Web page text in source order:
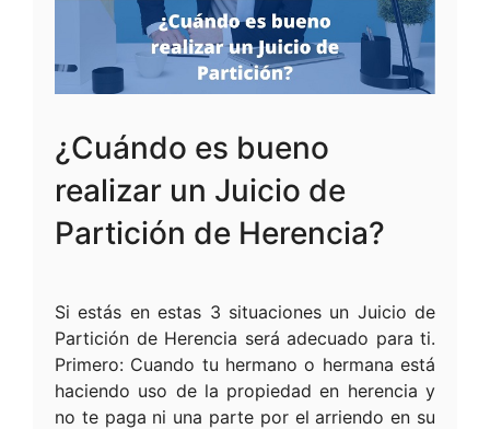
¿Cuándo es bueno
realizar un Juicio de
Partición de Herencia?
Si estás en estas 3 situaciones un Juicio de
Partición de Herencia será adecuado para ti.
Primero: Cuando tu hermano o hermana está
haciendo uso de la propiedad en herencia y
no te paga ni una parte por el arriendo en su